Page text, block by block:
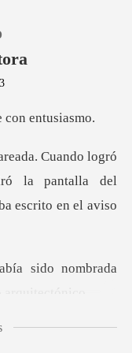
la pantalla del
ía sido nombrada